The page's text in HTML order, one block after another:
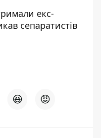
екс-
сепаратистів
😆 😡